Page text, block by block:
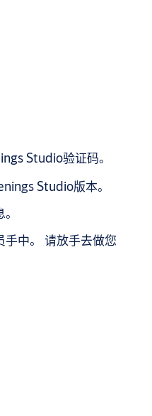
Studio验证码。
Studio版本。
中。 请放手去做您